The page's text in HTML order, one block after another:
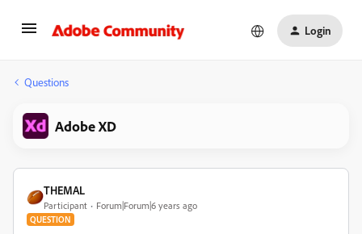
Login
Questions
Adobe XD
THEMAL
Participant Forum|Forum|6 years ago
QUESTION